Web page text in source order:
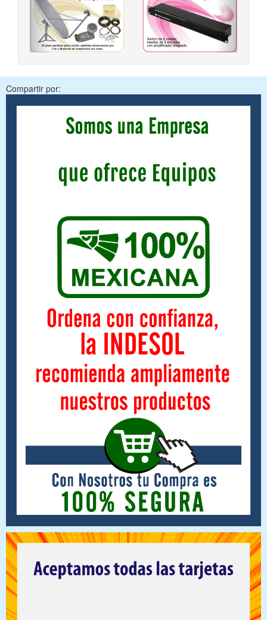
‹ ›
Compartir por: